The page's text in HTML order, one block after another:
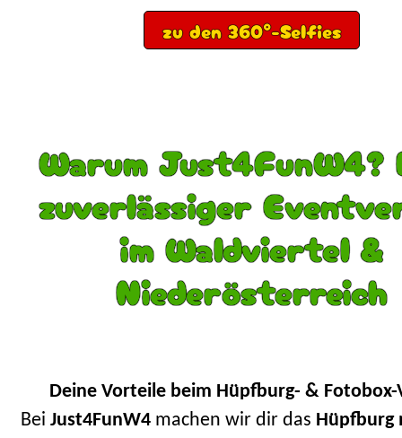
zu den 360°-Selfies
Warum Just4FunW4?
zuverlässiger
im Waldviertel &
Niederösterreich
Deine Vorteile beim Hüpfburg- & Fotobox-
Bei Just4FunW4 machen wir dir das Hüpfburg